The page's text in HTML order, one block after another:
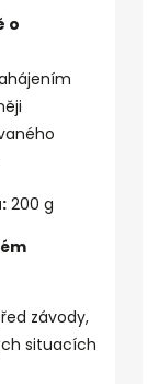
o
200 g
závody,
situacích